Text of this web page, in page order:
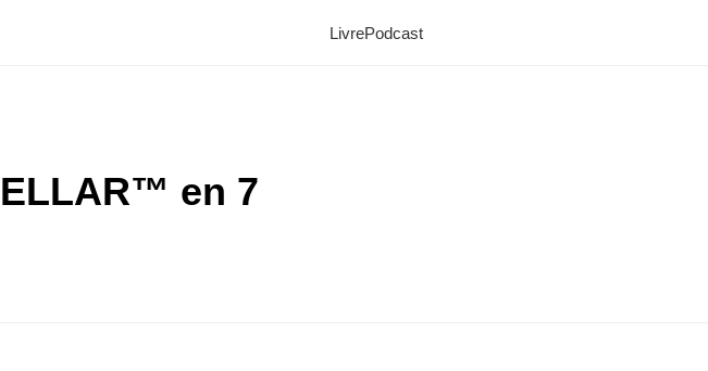
LivrePodcast
en 7